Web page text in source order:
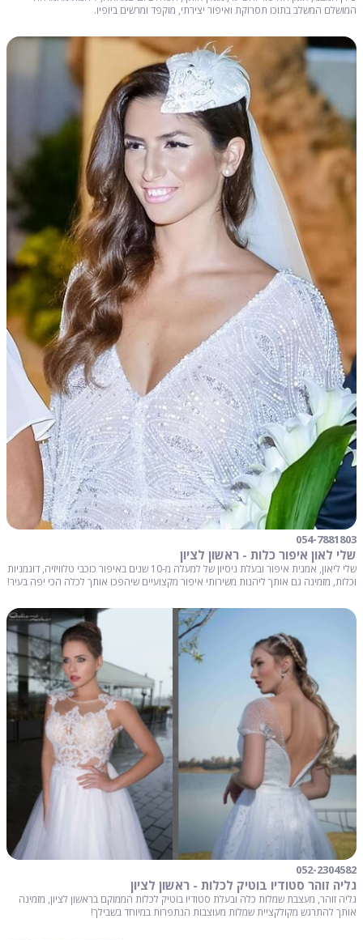
המושלם המשלב בתוכו תסרוקת ואיפור יצירתי, מוקפד ומרשים ביופיו.
054-7881803
שלי לאון איפור כלות - ראשון לציון
שלי ליאון, אמנית איפור ובעלת ניסיון של למעלה מ-10 שנים באיפור כוכבי טלוויזיה, דוגמניות
וכלות, מזמינה גם אותך ליהנות משירותי איפור מקצועיים שיהפכו אותך לכלה הכי יפה בעיר!
052-2304582
גליה זוהר סטודיו בוטיק לכלות - ראשון לציון
גליה זוהר, מעצבת שמלות כלה ובעלת סטודיו בוטיק לכלות הממוקם בראשון לציון, מזמינה
אותך להתרגש מקולקציית שמלות מעוצבות הנתפרות במיוחד בשבילך!